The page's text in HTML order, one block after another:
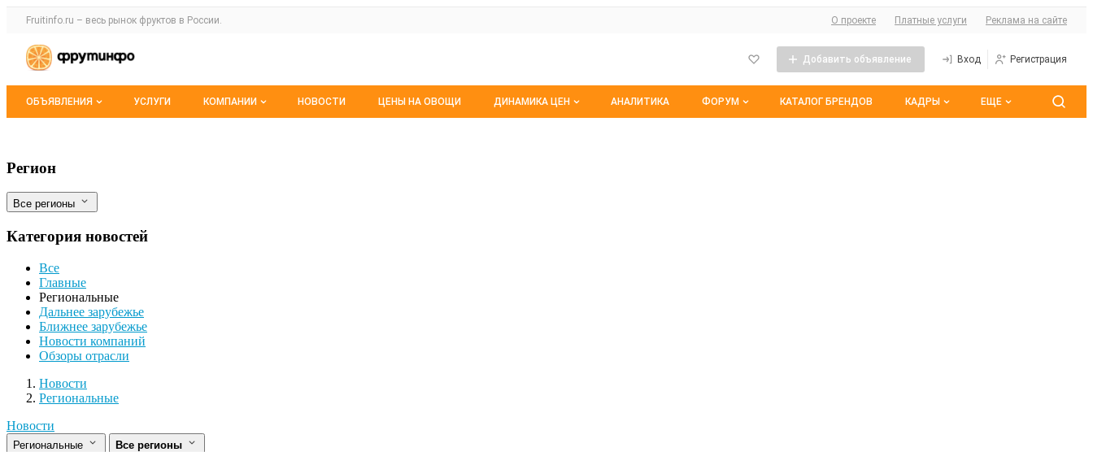
Раздел навигации по сайту fruitinfo.ru
Fruitinfo.ru – весь рынок фруктов в России. О сайте
О проекте Платные услуги Реклама на сайте
Авторизация и меню пользователя
Добавить объявление Вход Регистрация
Навигация по разделам сайта fruitinfo.ru
ОБЪЯВЛЕНИЯ
Мои объявления
УСЛУГИ КОМПАНИИ НОВОСТИ ЦЕНЫ НА ОВОЩИ ДИНАМИКА ЦЕН АНАЛИТИКА ФОРУМ КАТАЛОГ БРЕНДОВ КАДРЫ ЕЩЕ
Кулинары и пекари могли остаться без кунжута
Фильтры
Регион
Все регионы
Категория новостей
Все
Главные
Региональные
Дальнее зарубежье
Ближнее зарубежье
Новости компаний
Обзоры отрасли
Новости
Разделы
Новости
Региональные
Новости
Региональные Все регионы